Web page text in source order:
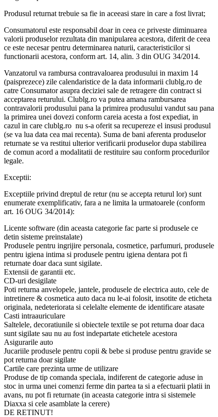
Produsul returnat trebuie sa fie in aceeasi stare in care a fost livrat;
Consumatorul este responsabil doar in ceea ce priveste diminuarea
valorii produselor rezultata din manipularea acestora, diferit de ceea
ce este necesar pentru determinarea naturii, caracteristicilor si
functionarii acestora, conform art. 14, alin. 3 din OUG 34/2014.
Vanzatorul va rambursa contravaloarea produsului in maxim 14
(paisprezece) zile calendaristice de la data informarii clublg.ro de
catre Consumator asupra deciziei sale de retragere din contract si
acceptarea returului. Clublg.ro va putea amana rambursarea
contravalorii produsului pana la primirea produsului vandut sau pana
la primirea unei dovezi conform careia acesta a fost expediat, in
cazul in care clublg.ro nu s-a oferit sa recupereze el insusi produsul
(se va lua data cea mai recenta). Suma de bani aferenta produselor
returnate se va restitui ulterior verificarii produselor dupa stabilirea
de comun acord a modalitatii de restituire sau conform procedurilor
legale.
Exceptii:
Exceptiile privind dreptul de retur (nu se accepta returul lor) sunt
enumerate exemplificativ, fara a ne limita la urmatoarele (conform
art. 16 OUG 34/2014):
Licente software (din aceasta categorie fac parte si produsele ce
detin sisteme preinstalate)
Produsele pentru ingrijire personala, cosmetice, parfumuri, produsele
pentru igiena intima si produsele pentru igiena dentara pot fi
returnate doar daca sunt sigilate.
Extensii de garantii etc.
CD-uri desigilate
Poti returna anvelopele, jantele, produsele de electrica auto, cele de
intretinere & cosmetica auto daca nu le-ai folosit, insotite de eticheta
originala, nedeteriorata si celelalte elemente de identificare atasate
Casti intraauriculare
Saltelele, decoratiunile si obiectele textile se pot returna doar daca
sunt sigilate sau nu au fost indepartate etichetele acestora
Asigurarile auto
Jucariile produsele pentru copii & bebe si produse pentru gravide se
pot returna doar sigilate
Cartile care prezinta urme de utilizare
Produse de tip comanda speciala, indiferent de categorie aduse in
stoc in urma unei comenzi ferme din partea ta si a efectuarii platii in
avans, nu pot fi returnate (in aceasta categorie intra si sistemele
Diaxxa si cele asamblate la cerere)
DE RETINUT!